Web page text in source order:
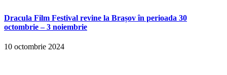
Dracula Film Festival revine la Brașov în perioada 30
octombrie – 3 noiembrie
10 octombrie 2024